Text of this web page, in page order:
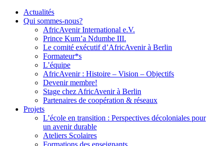
Actualités
Qui sommes-nous?
AfricAvenir International e.V.
Prince Kum’a Ndumbe III.
Le comité exécutif d’AfricAvenir à Berlin
Formateur*s
L’équipe
AfricAvenir : Histoire – Vision – Objectifs
Devenir membre!
Stage chez AfricAvenir à Berlin
Partenaires de coopération & réseaux
Projets
L’école en transition : Perspectives décoloniales pour
un avenir durable
Ateliers Scolaires
Formations des enseignants